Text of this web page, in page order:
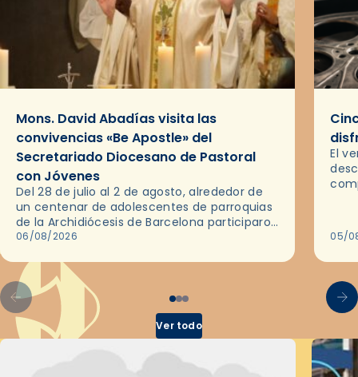
Mons. David Abadías visita las
convivencias «Be Apostle» del
Secretariado Diocesano de Pastoral
con Jóvenes
Del 28 de julio al 2 de agosto, alrededor de
un centenar de adolescentes de parroquias
de la Archidiócesis de Barcelona participaron
en las convivencias Be Apostle, organizadas
06/08/2026
El
05/
Ver todo